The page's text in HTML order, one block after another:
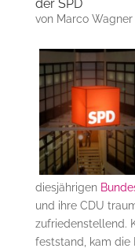
der SPD
von Marco Wagner|
diesjährigen
und ihre CDU
zufriedenstellend.
feststand, kam die